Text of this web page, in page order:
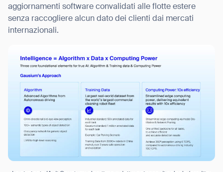
aggiornamenti software convalidati alle flotte estere
senza raccogliere alcun dato dei clienti dai mercati
internazionali.